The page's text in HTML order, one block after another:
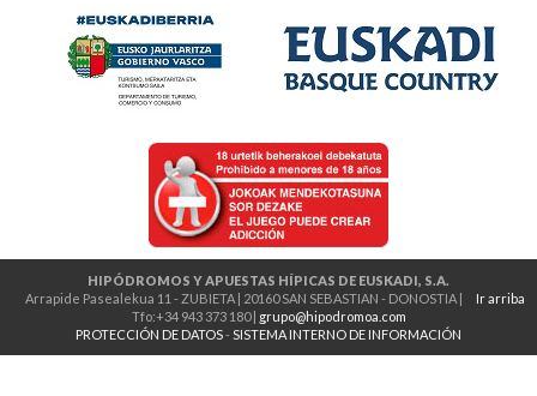
HIPÓDROMOS Y APUESTAS HÍPICAS DE EUSKADI, S.A.
Ir arriba
Arrapide Pasealekua 11 - ZUBIETA | 20160 SAN SEBASTIAN - DONOSTIA |
Tfo:+34 943 373 180 | grupo@hipodromoa.com
PROTECCIÓN DE DATOS-SISTEMA INTERNO DE INFORMACIÓN